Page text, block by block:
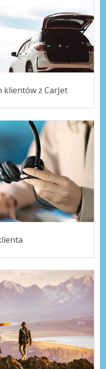
z CarJet